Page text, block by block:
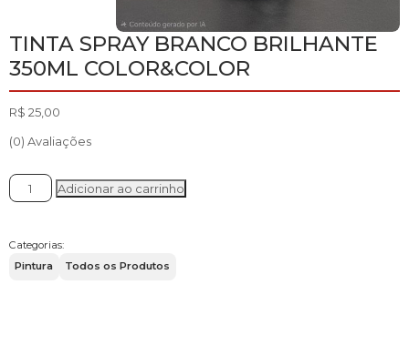
TINTA SPRAY BRANCO BRILHANTE
350ML COLOR&COLOR
R$ 25,00
(0) Avaliações
TINTA
SPRAY
350ML
COLOR&COLOR
Adicionar ao carrinho
Categorias:
Pintura
Todos os Produtos